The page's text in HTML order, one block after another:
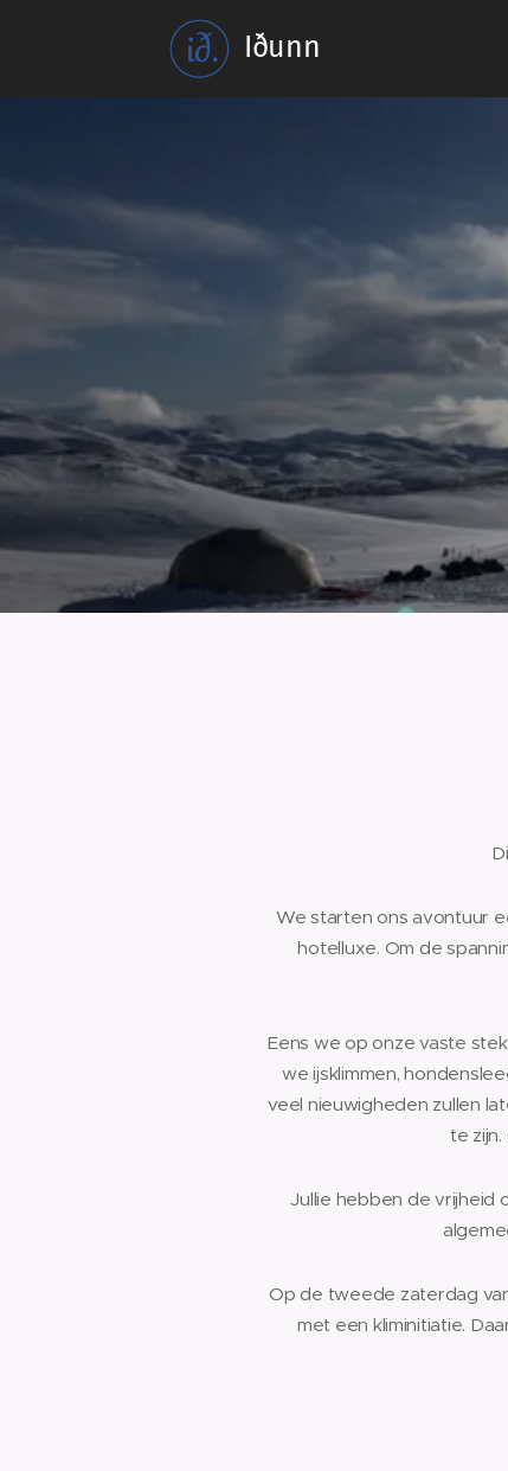
Iðunn
We starten ons avontuur
hotelluxe. Om de
Eens we op onze vaste
we ijsklimmen,
veel nieuwigheden zullen
te
Jullie hebben de vrijheid
Op de tweede zaterdag
met een kliminitiatie.